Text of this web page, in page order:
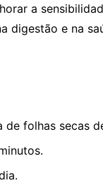
a
digestão e na
de folhas secas